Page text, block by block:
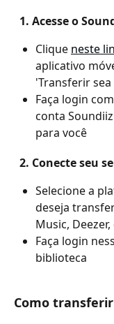
1. Acesse o
Clique neste
aplicativo
'Transferir
Faça login
conta
para você
2. Conecte seu
Selecione a
deseja
Music, Deezer,
Faça login
biblioteca
Como